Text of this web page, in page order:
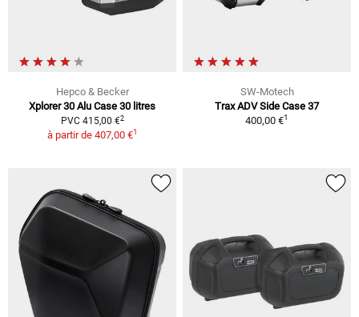
Hepco & Becker
Xplorer 30 Alu Case 30 litres
PVC 415,00 €2
à partir de 407,00 €1
SW-Motech
Trax ADV Side Case 37
400,00 €1